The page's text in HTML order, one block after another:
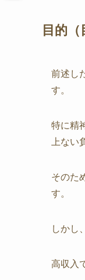
目的
前述し
す。
特に精
上ない
そのた
す。
しかし
高収入